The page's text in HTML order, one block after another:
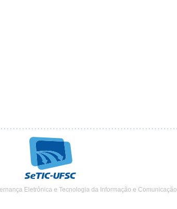
Eletrônica e Tecnologia da Informação e Comunicação